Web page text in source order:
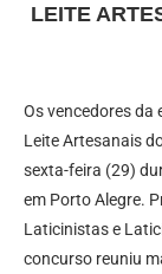
LEITE
Os vencedores da
Leite Artesanais
sexta-feira (29)
em Porto Alegre.
Laticinistas e
concurso reuniu